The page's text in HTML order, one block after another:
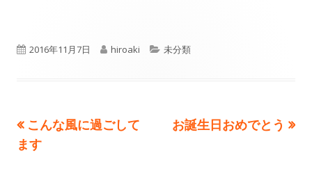
公
2016年11月7日
作
hiroaki
カ
未分類
投
稿
前
の
こんな風に過ごして
ます
次
お誕生日おめでとう